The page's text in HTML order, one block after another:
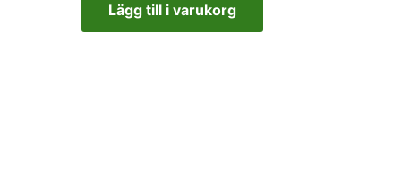
Lägg till i varukorg